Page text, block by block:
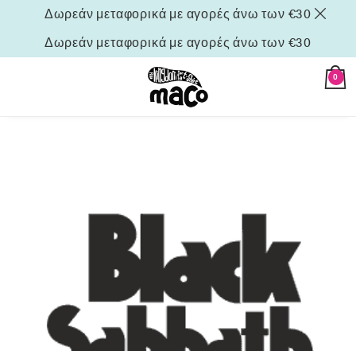
Δωρεάν μεταφορικά με αγορές άνω των €30
Δωρεάν μεταφορικά με αγορές άνω των €30
0